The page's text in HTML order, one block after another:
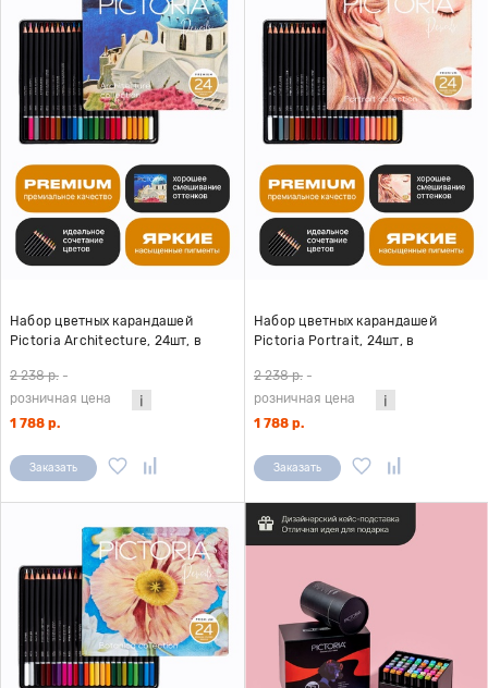
Набор цветных карандашей
Pictoria Architecture, 24шт, в
2 238 р. -
розничная цена
1 788 р.
Заказать
Набор цветных карандашей
Pictoria Portrait, 24шт, в
2 238 р. -
розничная цена
1 788 р.
Заказать